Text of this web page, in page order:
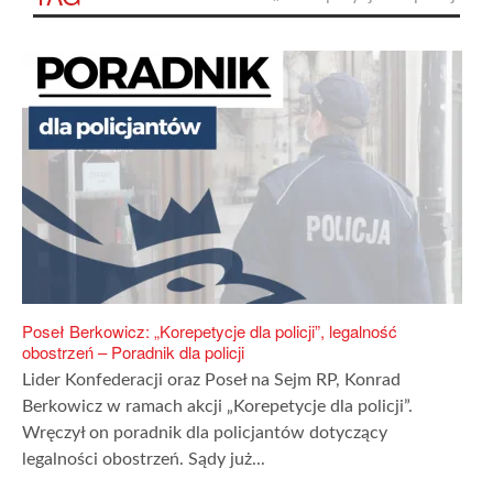
Poseł Berkowicz: „Korepetycje dla policji”, legalność
obostrzeń – Poradnik dla policji
Lider Konfederacji oraz Poseł na Sejm RP, Konrad
Berkowicz w ramach akcji „Korepetycje dla policji”.
Wręczył on poradnik dla policjantów dotyczący
legalności obostrzeń. Sądy już...